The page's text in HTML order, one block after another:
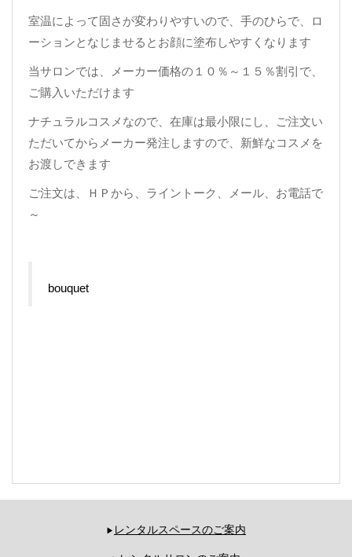
室温によって固さが変わりやすいので、手のひらで、ロ
ーションとなじませるとお顔に塗布しやすくなります
当サロンでは、メーカー価格の１０％～１５％割引で、
ご購入いただけます
ナチュラルコスメなので、在庫は最小限にし、ご注文い
ただいてからメーカー発注しますので、新鮮なコスメを
お渡しできます
ご注文は、ＨＰから、ライントーク、メール、お電話で
～
bouquet
レンタルスペースのご案内